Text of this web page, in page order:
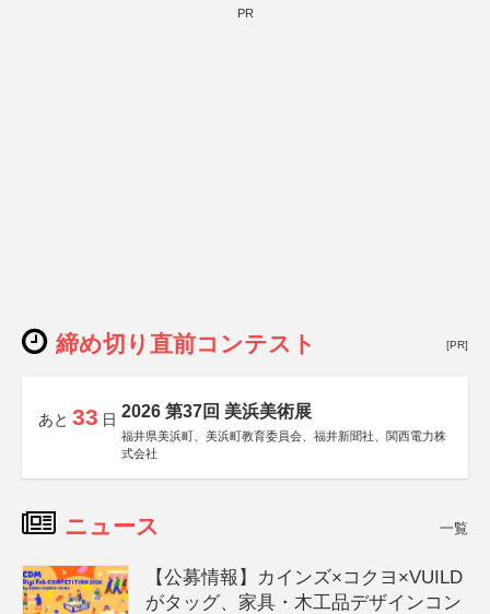
PR
締め切り直前コンテスト [PR]
あと 33 日 2026 第37回 美浜美術展
福井県美浜町、美浜町教育委員会、福井新聞社、関西電力株
式会社
ニュース 一覧
【公募情報】カインズ×コクヨ×VUILD
がタッグ、家具・木工品デザインコン